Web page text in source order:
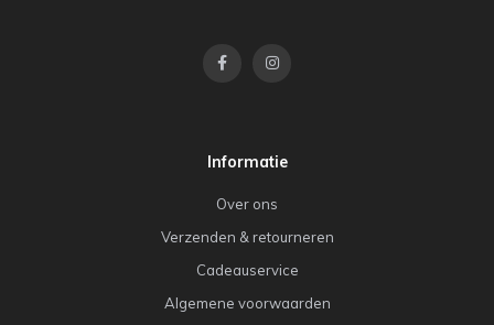
Informatie
Over ons
Verzenden & retourneren
Cadeauservice
Algemene voorwaarden